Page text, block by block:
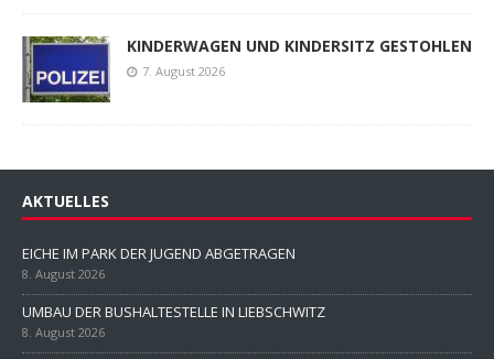
KINDERWAGEN UND KINDERSITZ GESTOHLEN
7. August 2026
AKTUELLES
EICHE IM PARK DER JUGEND ABGETRAGEN
8. August 2026
UMBAU DER BUSHALTESTELLE IN LIEBSCHWITZ
8. August 2026